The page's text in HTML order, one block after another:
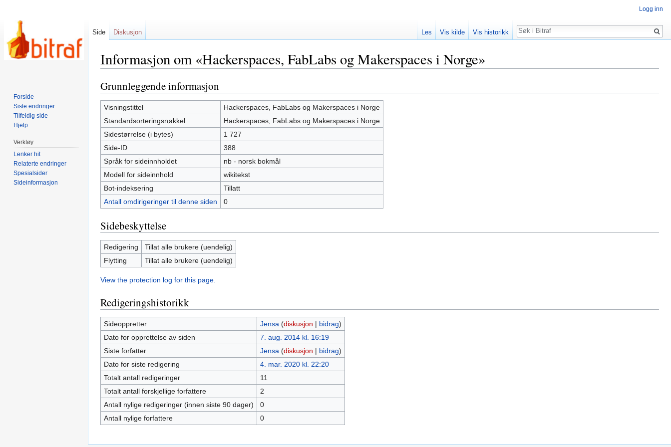
Informasjon om «Hackerspaces, FabLabs og Makerspaces i Norge»
Hopp
til
navigering
Hopp
til
søk
Grunnleggende informasjon
Visningstittel
Hackerspaces, FabLabs og Makerspaces i Norge
Standardsorteringsnøkkel
Hackerspaces, FabLabs og Makerspaces i Norge
Sidestørrelse (i bytes)
1 727
Side-ID
388
Språk for sideinnholdet
nb - norsk bokmål
Modell for sideinnhold
wikitekst
Bot-indeksering
Tillatt
Antall omdirigeringer til denne siden
0
Sidebeskyttelse
Redigering
Tillat alle brukere (uendelig)
Flytting
Tillat alle brukere (uendelig)
View the protection log for this page.
Redigeringshistorikk
Sideoppretter Jensa (diskusjon | bidrag)
Dato for opprettelse av siden
7. aug. 2014 kl. 16:19
Siste forfatter
Jensa (diskusjon | bidrag)
Dato for siste redigering
4. mar. 2020 kl. 22:20
Totalt antall redigeringer
11
Totalt antall forskjellige forfattere
2
Antall nylige redigeringer (innen siste 90 dager)
0
Antall nylige forfattere
0
Logg inn
Side Diskusjon Les Vis kilde Vis historikk
Søk
Forside
Siste endringer
Tilfeldig side
Hjelp
Verktøy
Lenker hit
Relaterte endringer
Spesialsider
Sideinformasjon